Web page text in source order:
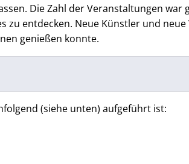
Die Zahl der Veranstaltungen war
zu entdecken. Neue Künstler und
genießen konnte.
(siehe unten) aufgeführt ist: